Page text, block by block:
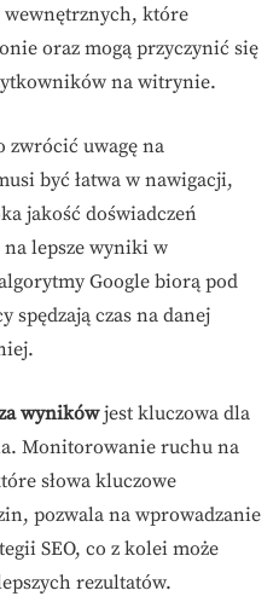
które
oraz mogą przyczynić się
na witrynie.
uwagę na
być łatwa w nawigacji,
jakość doświadczeń
lepsze wyniki w
Google biorą pod
spędzają czas na danej
wynikówjest kluczowa dla
Monitorowanie ruchu na
słowa kluczowe
pozwala na wprowadzanie
SEO, co z kolei może
rezultatów.